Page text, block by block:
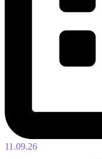
11.09.26